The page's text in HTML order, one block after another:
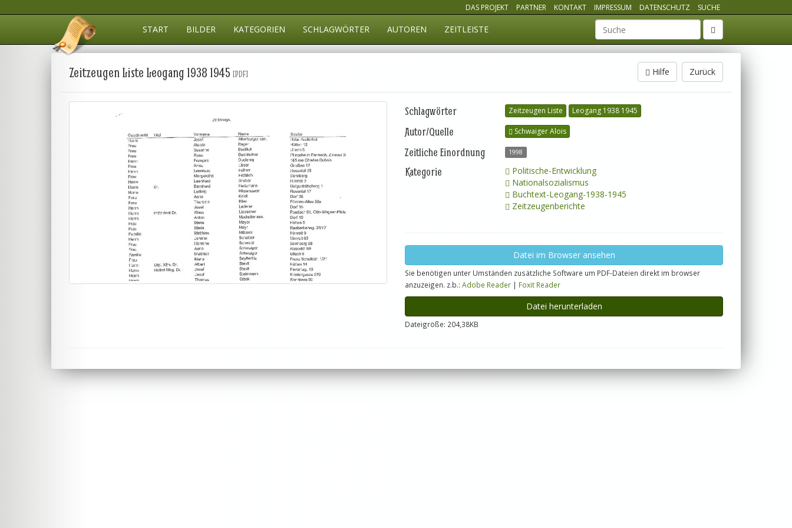
DAS PROJEKT PARTNER KONTAKT IMPRESSUM DATENSCHUTZ SUCHE
START BILDER KATEGORIEN SCHLAGWÖRTER AUTOREN ZEITLEISTE Suchbegriff
Zurück
Hilfe
Zeitzeugen Liste Leogang 1938 1945 [PDF]
Schlagwörter Zeitzeugen Liste Leogang 1938 1945
Autor/Quelle Schwaiger Alois
Zeitliche Einordnung 1998
Kategorie
Politische-Entwicklung
Nationalsozialismus
Buchtext-Leogang-1938-1945
Zeitzeugenberichte
Datei im Browser ansehen
Sie benötigen unter Umständen zusätzliche Software um PDF-Dateien direkt im browser
anzuzeigen. z.b.: Adobe Reader | Foxit Reader
Datei herunterladen
Dateigröße: 204,38KB